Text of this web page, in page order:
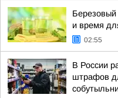
Березовый
и время
02:55
В России
штрафов